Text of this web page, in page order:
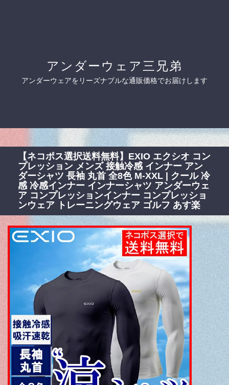
アンダーウェア三兄弟
アンダーウェアをリーズナブルな通販価格でお届けします
【ネコポス選択送料無料】EXIO エクシオ コン
プレッション メンズ 接触冷感 インナー アン
ダーシャツ 長袖 丸首 全8色 M-XXL | クール 冷
感 冷感インナー インナーシャツ アンダーウェ
ア コンプレッションインナー コンプレッショ
ンウェア トレーニングウェア ゴルフ あす楽